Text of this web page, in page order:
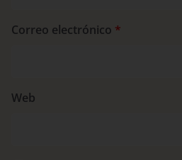
Correo electrónico *
Web